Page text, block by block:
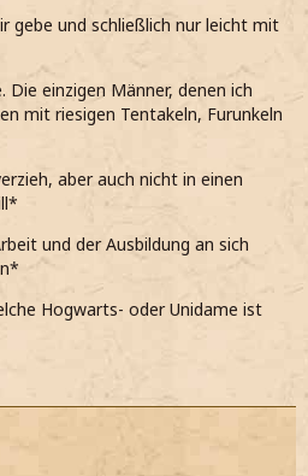
gebe und schließlich nur leicht mit
Die einzigen Männer, denen ich
mit riesigen Tentakeln, Furunkeln
aber auch nicht in einen
und der Ausbildung an sich
Hogwarts- oder Unidame ist